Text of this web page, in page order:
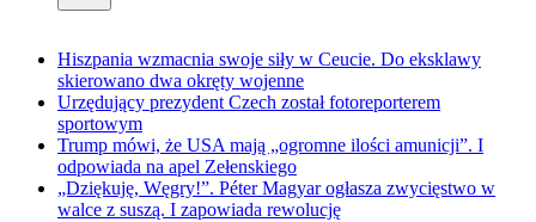
Hiszpania wzmacnia swoje siły w Ceucie. Do eksklawy
skierowano dwa okręty wojenne
Urzędujący prezydent Czech został fotoreporterem
sportowym
Trump mówi, że USA mają „ogromne ilości amunicji”. I
odpowiada na apel Zełenskiego
„Dziękuję, Węgry!”. Péter Magyar ogłasza zwycięstwo w
walce z suszą. I zapowiada rewolucję